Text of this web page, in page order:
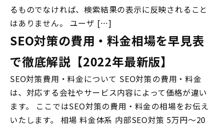
るものでなければ、検索結果の表示に反映されること
はありません。 ユーザ […]
SEO対策の費用・料金相場を早見表
で徹底解説【2022年最新版】
SEO対策費用・料金について SEO対策の費用・料金
は、対応する会社やサービス内容によって価格が違い
ます。 ここではSEO対策の費用・料金の相場をお伝え
いたします。 相場 料金体系 内部SEO対策 5万円～20